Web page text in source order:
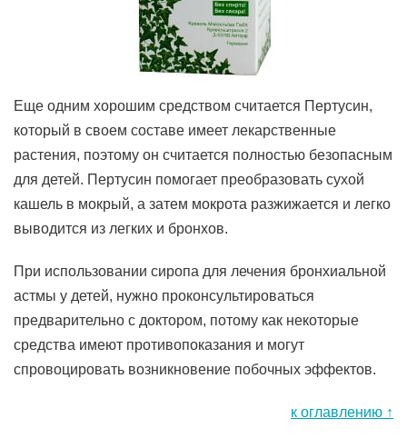
Еще одним хорошим средством считается Пертусин,
который в своем составе имеет лекарственные
растения, поэтому он считается полностью безопасным
для детей. Пертусин помогает преобразовать сухой
кашель в мокрый, а затем мокрота разжижается и легко
выводится из легких и бронхов.
При использовании сиропа для лечения бронхиальной
астмы у детей, нужно проконсультироваться
предварительно с доктором, потому как некоторые
средства имеют противопоказания и могут
спровоцировать возникновение побочных эффектов.
к оглавлению ↑